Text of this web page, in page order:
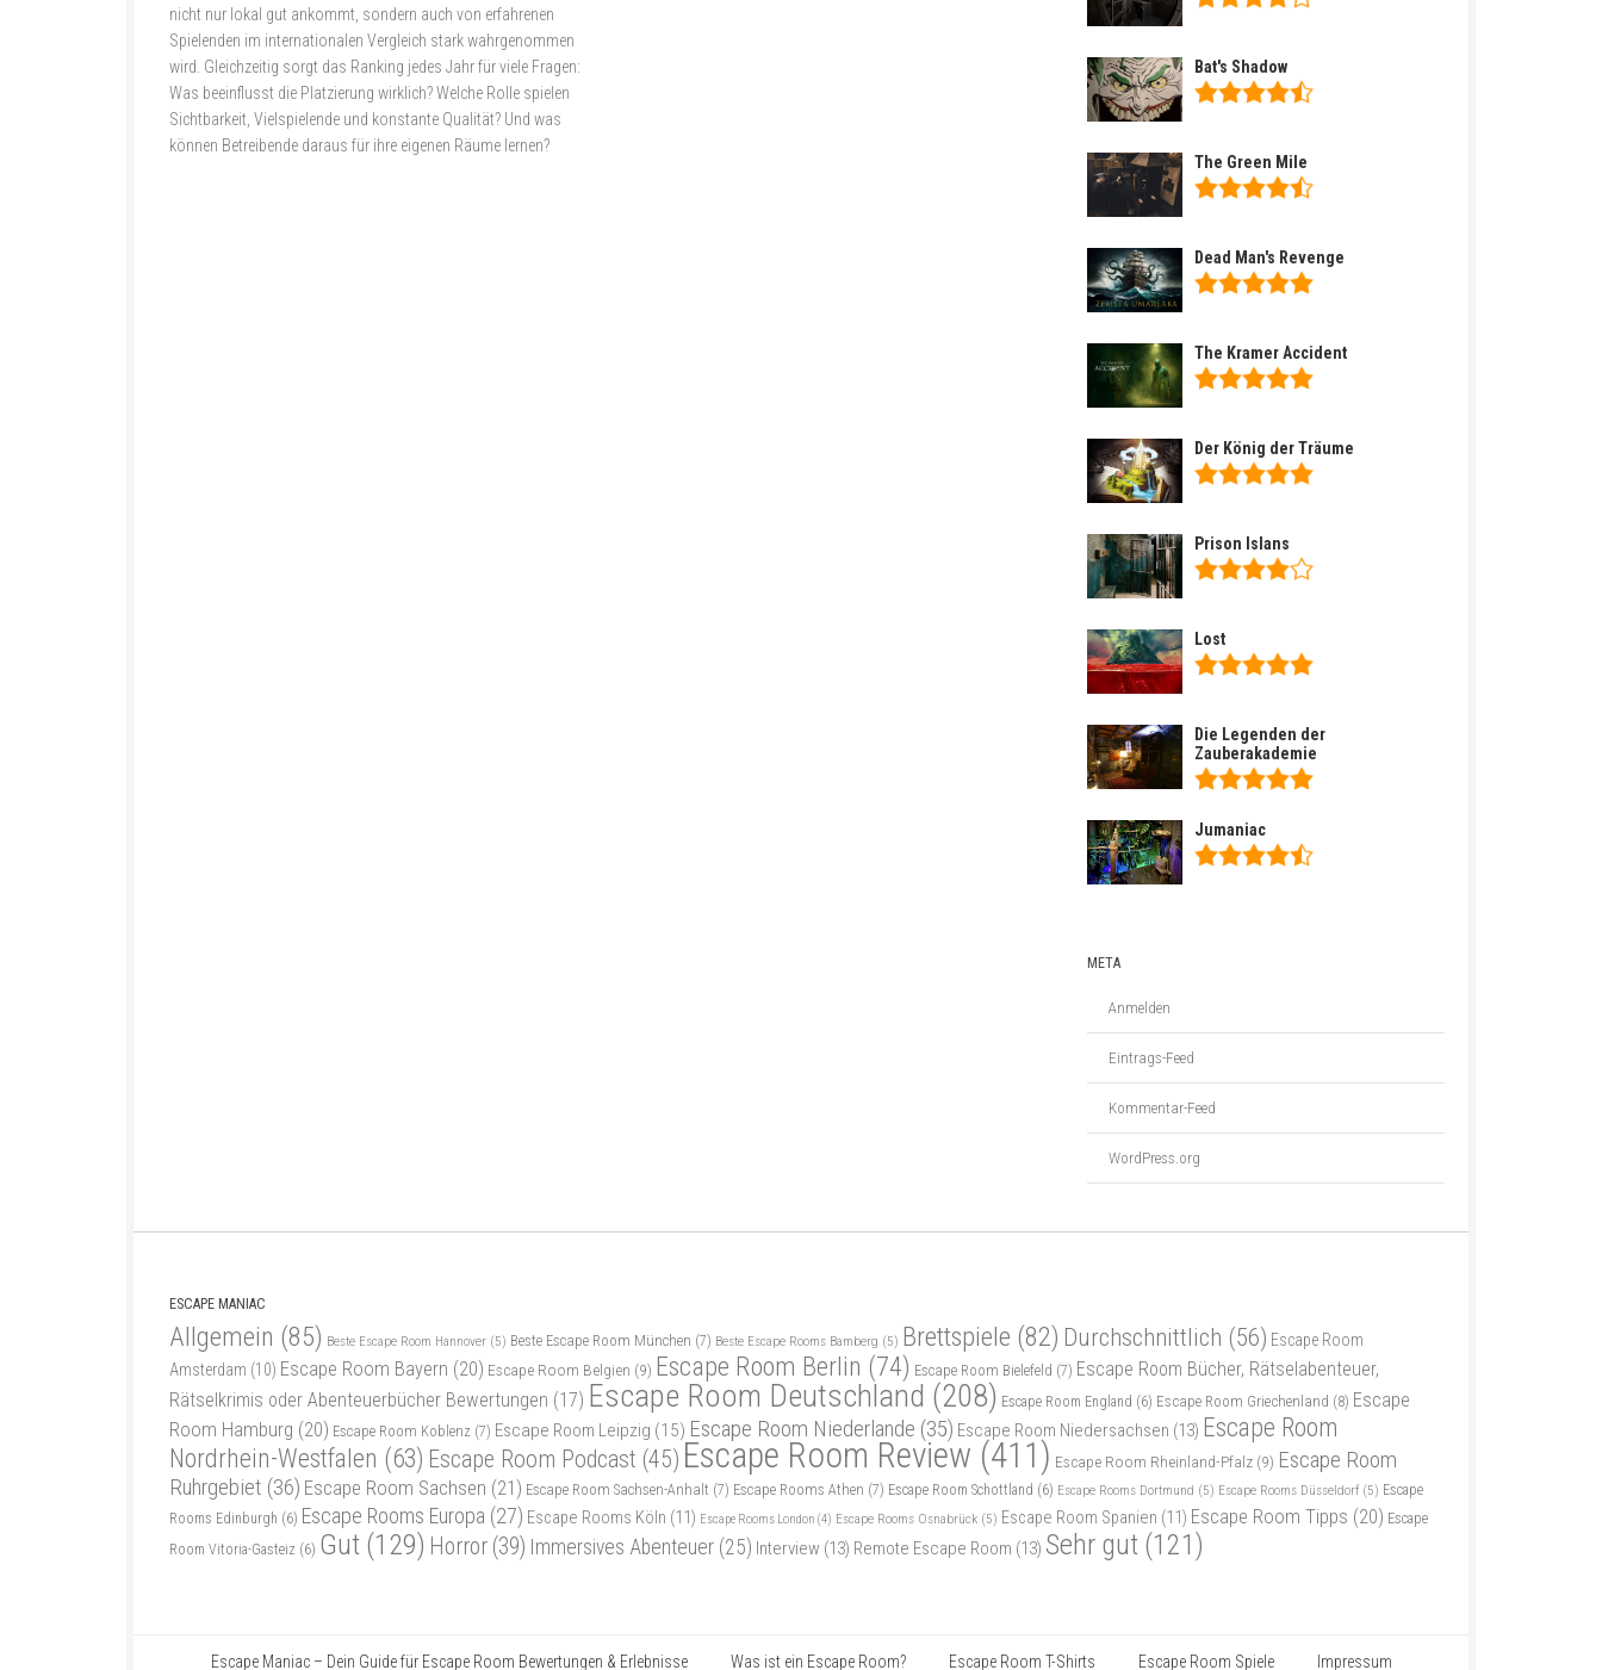
nicht nur lokal gut ankommt, sondern auch von erfahrenen
Spielenden im internationalen Vergleich stark wahrgenommen
wird. Gleichzeitig sorgt das Ranking jedes Jahr für viele Fragen:
Was beeinflusst die Platzierung wirklich? Welche Rolle spielen
Sichtbarkeit, Vielspielende und konstante Qualität? Und was
können Betreibende daraus für ihre eigenen Räume lernen?
Bat's Shadow
The Green Mile
Dead Man's Revenge
The Kramer Accident
Der König der Träume
Prison Islans
Lost
Die Legenden der
Zauberakademie
Jumaniac
META
Anmelden
Eintrags-Feed
Kommentar-Feed
WordPress.org
ESCAPE MANIAC
Allgemein (85) Beste Escape Room Hannover (5) Beste Escape Room München (7) Beste Escape Rooms Bamberg (5) Brettspiele (82) Durchschnittlich (56) Escape Room
Amsterdam (10) Escape Room Bayern (20) Escape Room Belgien (9) Escape Room Berlin (74) Escape Room Bielefeld (7) Escape Room Bücher, Rätselabenteuer,
Rätselkrimis oder Abenteuerbücher Bewertungen (17) Escape Room Deutschland (208) Escape Room England (6) Escape Room Griechenland (8) Escape
Room Hamburg (20) Escape Room Koblenz (7) Escape Room Leipzig (15) Escape Room Niederlande (35) Escape Room Niedersachsen (13) Escape Room
Nordrhein-Westfalen (63) Escape Room Podcast (45) Escape Room Review (411) Escape Room Rheinland-Pfalz (9) Escape Room
Ruhrgebiet (36) Escape Room Sachsen (21) Escape Room Sachsen-Anhalt (7) Escape Rooms Athen (7) Escape Room Schottland (6) Escape Rooms Dortmund (5) Escape Rooms Düsseldorf (5) Escape
Rooms Edinburgh (6) Escape Rooms Europa (27) Escape Rooms Köln (11) Escape Rooms London (4) Escape Rooms Osnabrück (5) Escape Room Spanien (11) Escape Room Tipps (20) Escape
Room Vitoria-Gasteiz (6) Gut (129) Horror (39) Immersives Abenteuer (25) Interview (13) Remote Escape Room (13) Sehr gut (121)
Escape Maniac – Dein Guide für Escape Room Bewertungen & Erlebnisse Was ist ein Escape Room? Escape Room T-Shirts Escape Room Spiele Impressum